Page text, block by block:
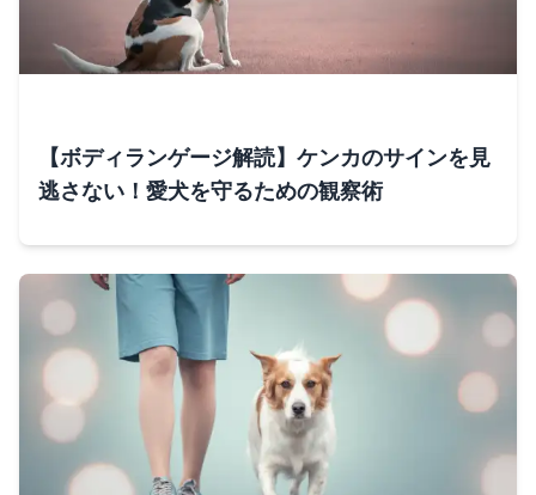
【ボディランゲージ解読】ケンカのサインを見
逃さない！愛犬を守るための観察術